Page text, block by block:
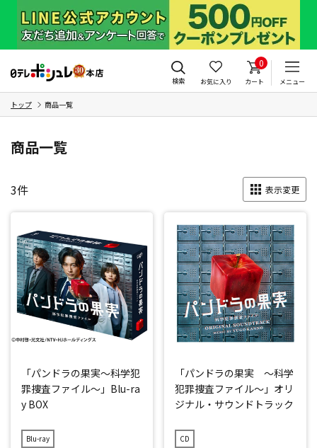
検索 お気に入り
0
カート メニュー
トップ 商品一覧
商品一覧
3件 表示変更
「パンドラの果実～科学犯
罪捜査ファイル～」Blu-ra
y BOX
Blu-ray
「パンドラの果実 ～科学
犯罪捜査ファイル～」オリ
ジナル・サウンドトラック
CD